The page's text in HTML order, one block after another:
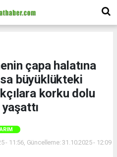
çapa halatına
büyüklükteki
korku dolu
- 11:56, Güncelleme: 31.10.2025 - 12:09